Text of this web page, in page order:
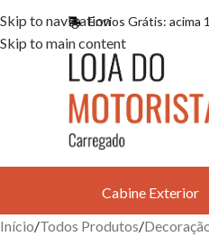
Skip to navigation
Skip to main content
Envios Grátis: acima
Cabine Exterior
Início Todos Produtos